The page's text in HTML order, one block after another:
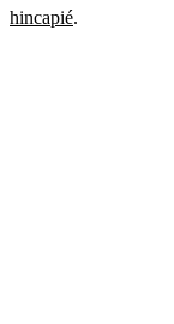
hincapié.